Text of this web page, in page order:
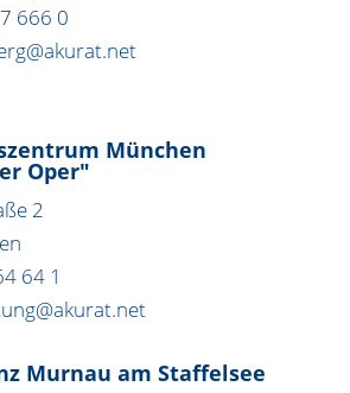
666 0
München
Oper"
2
64 1
Murnau am Staffelsee